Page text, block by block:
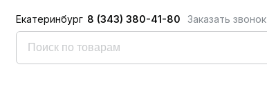
Екатеринбург 8 (343) 380-41-80 Заказать звонок